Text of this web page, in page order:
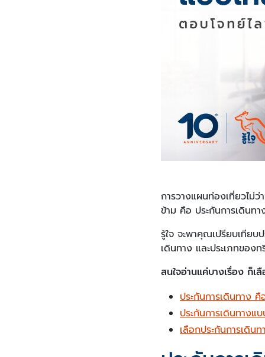
การวางแผนท่องเที่ยวไม่
ข้าม คือ ประกันการเดินทา
รู้ใจ จะพาคุณเปรียบเทียบ
เดินทาง และประเภทของ
สนใจอ่านแค่บางเรื่อง ก็เลื
ประกันการเดินทาง คื
ประกันการเดินทางแ
เลือกประกันการเดิน